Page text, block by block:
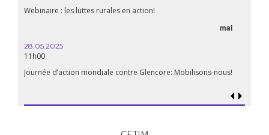
Webinaire : les luttes rurales en action!
mai
28.05.2025
11h00
Journée d’action mondiale contre Glencore: Mobilisons-nous!